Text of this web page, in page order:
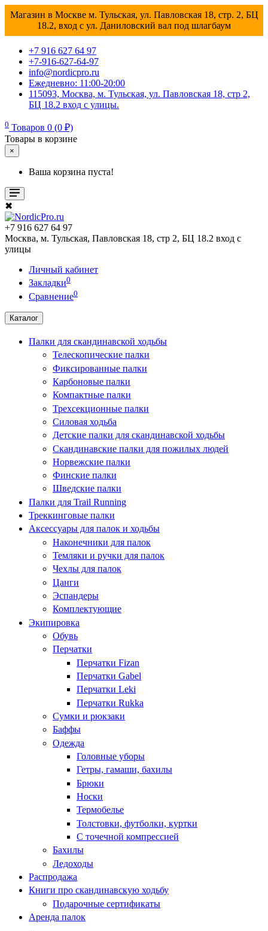
Магазин в Москве м. Тульская, ул. Павловская 18, стр. 2, БЦ
18.2, вход с ул. Даниловский вал под шлагбаум
+7 916 627 64 97
+7-916-627-64-97
info@nordicpro.ru
Ежедневно: 11:00-20:00
115093, Москва, м. Тульская, ул. Павловская 18, стр 2,
БЦ 18.2 вход с улицы.
0 Товаров 0 (0 ₽)
Товары в корзине
×
Ваша корзина пуста!
✖
+7 916 627 64 97
Москва, м. Тульская, Павловская 18, стр 2, БЦ 18.2 вход с
улицы
Личный кабинет
Закладки0
Сравнение0
Каталог
Палки для скандинавской ходьбы
Телескопические палки
Фиксированные палки
Карбоновые палки
Компактные палки
Трехсекционные палки
Силовая ходьба
Детские палки для скандинавской ходьбы
Скандинавские палки для пожилых людей
Норвежские палки
Финские палки
Шведские палки
Палки для Trail Running
Треккинговые палки
Аксессуары для палок и ходьбы
Наконечники для палок
Темляки и ручки для палок
Чехлы для палок
Цанги
Эспандеры
Комплектующие
Экипировка
Обувь
Перчатки
Перчатки Fizan
Перчатки Gabel
Перчатки Leki
Перчатки Rukka
Сумки и рюкзаки
Баффы
Одежда
Головные уборы
Гетры, гамаши, бахилы
Брюки
Носки
Термобелье
Толстовки, футболки, куртки
С точечной компрессией
Бахилы
Ледоходы
Распродажа
Книги про скандинавскую ходьбу
Подарочные сертификаты
Аренда палок